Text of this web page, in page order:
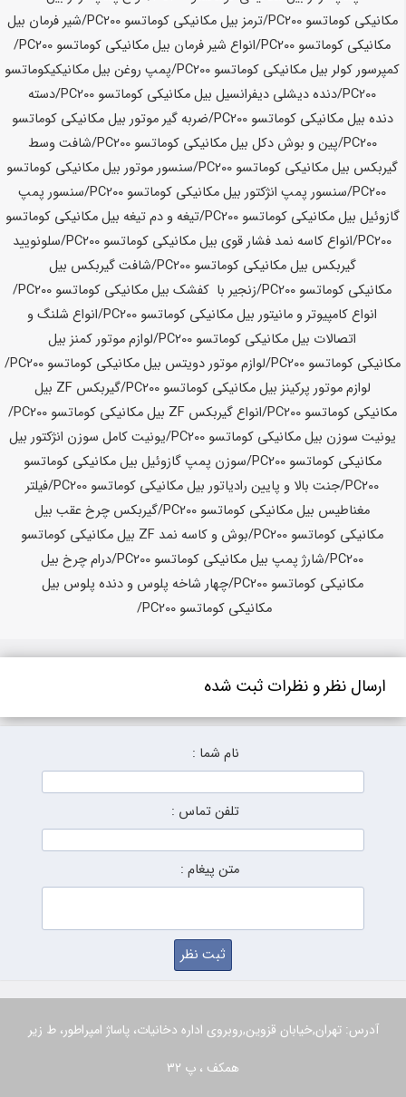
ارسال نظر و نظرات ثبت شده
نام شما :
تلفن تماس :
متن پیغام :
آدرس: تهران,خیابان قزوین,روبروی اداره دخانیات، پاساژ امپراطور، ط زیر
همکف ، پ 32